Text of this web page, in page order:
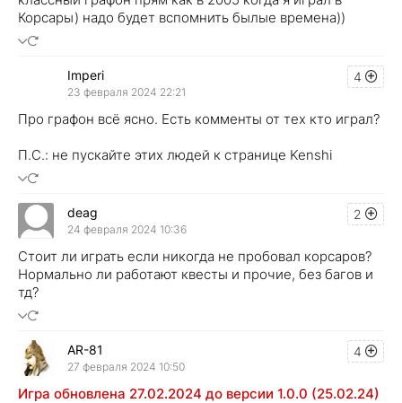
Корсары) надо будет вспомнить былые времена))
4
Imperi
23 февраля 2024 22:21
Про графон всё ясно. Есть комменты от тех кто играл?
П.С.: не пускайте этих людей к странице Kenshi
2
deag
24 февраля 2024 10:36
Стоит ли играть если никогда не пробовал корсаров?
Нормально ли работают квесты и прочие, без багов и
тд?
4
AR-81
27 февраля 2024 10:50
Игра обновлена 27.02.2024 до версии 1.0.0 (25.02.24)